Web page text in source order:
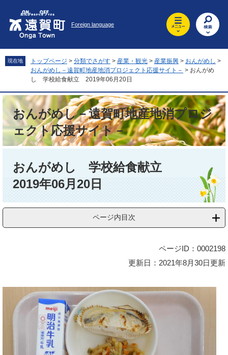
先
頭
。
を
飛
て
へ
Foreign language
現在地 トップページ > 分類でさがす > 産業・観光 > 産業振興 > おんがめし >
おんがめし－遠賀町地産地消プロジェクト応援サイト－ > おんがめ
し 学校給食献立 2019年06月20日
おんがめし－遠賀町地産地消プロジ
ェクト応援サイト－
おんがめし 学校給食献立
2019年06月20日
ページ内目次
ページID：0002198
更新日：2021年8月30日更新